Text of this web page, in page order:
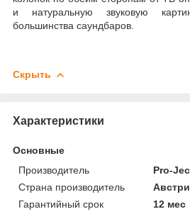
и натуральную звуковую
большинства саундбаров.
Скрыть
Характеристики
Основные
Производитель
Pro-
Страна производитель
Гарантийный срок
12 мес